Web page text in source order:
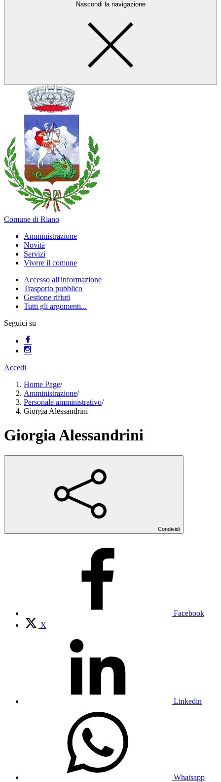
Nascondi la navigazione
Comune di Riano
Amministrazione
Novità
Servizi
Vivere il comune
Accesso all'informazione
Trasporto pubblico
Gestione rifiuti
Tutti gli argomenti...
Seguici su
Accedi
Home Page/
Amministrazione/
Personale amministrativo/
Giorgia Alessandrini
Giorgia Alessandrini
Condividi
Facebook
X
Linkedin
Whatsapp